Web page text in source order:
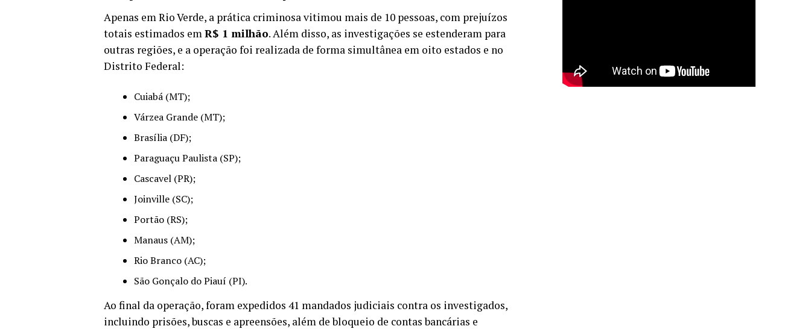
Apenas em Rio Verde, a prática criminosa vitimou mais de 10 pessoas, com prejuízos
totais estimados emR$ 1 milhão. Além disso, as investigações se estenderam para
outras regiões, e a operação foi realizada de forma simultânea em oito estados e no
Distrito Federal:
Cuiabá (MT);
Várzea Grande (MT);
Brasília (DF);
Paraguaçu Paulista (SP);
Cascavel (PR);
Joinville (SC);
Portão (RS);
Manaus (AM);
Rio Branco (AC);
São Gonçalo do Piauí (PI).
Ao final da operação, foram expedidos 41 mandados judiciais contra os investigados,
incluindo prisões, buscas e apreensões, além de bloqueio de contas bancárias e